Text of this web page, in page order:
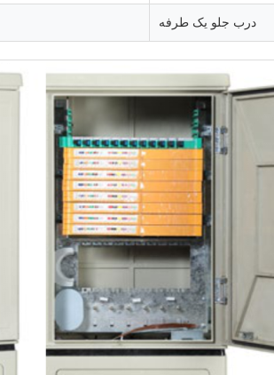
درب جلو یک طرفه